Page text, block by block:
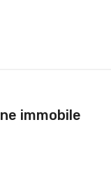
immobile